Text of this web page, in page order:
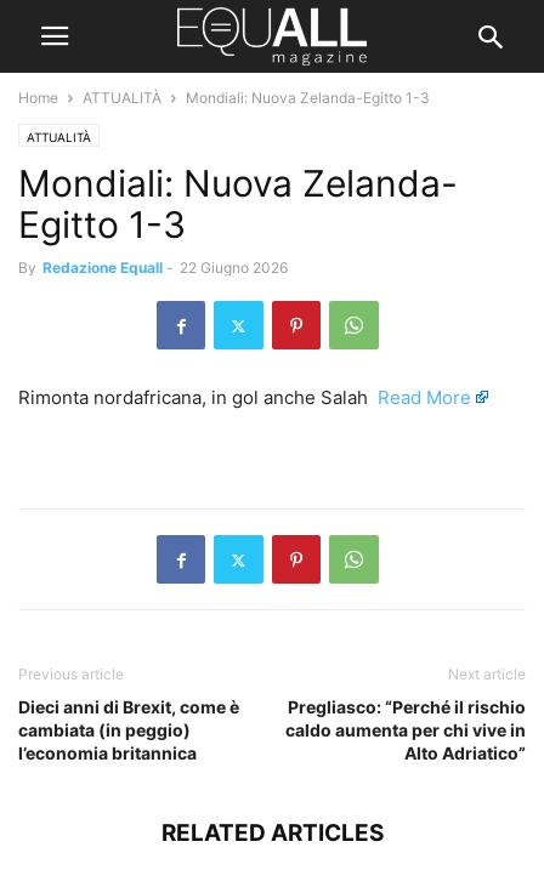
Home ATTUALITÀ Mondiali: Nuova Zelanda-Egitto 1-3
ATTUALITÀ
Mondiali: Nuova Zelanda-
Egitto 1-3
By Redazione Equall - 22 Giugno 2026
Rimonta nordafricana, in gol anche Salah ​ Read More
Previous article
Dieci anni di Brexit, come è
cambiata (in peggio)
l’economia britannica
Next article
Pregliasco: “Perché il rischio
caldo aumenta per chi vive in
Alto Adriatico”
RELATED ARTICLES